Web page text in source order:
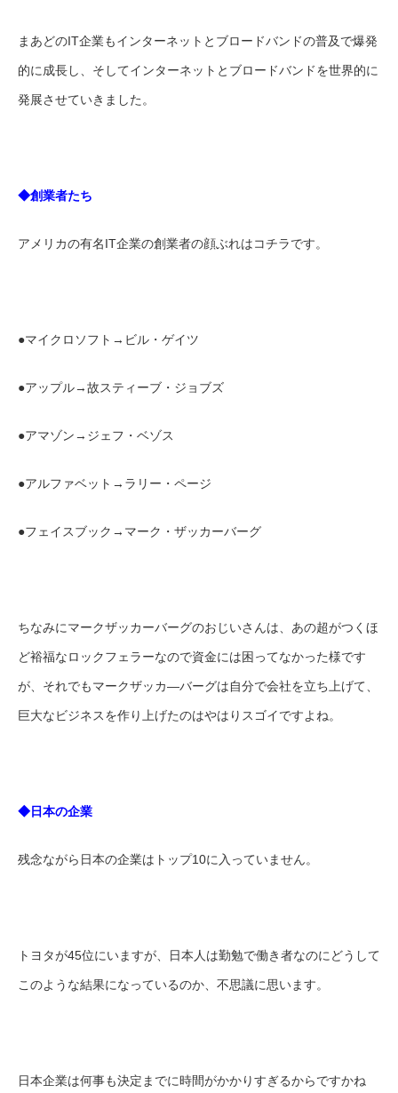
まあどのIT企業もインターネットとブロードバンドの普及で爆発
的に成長し、そしてインターネットとブロードバンドを世界的に
発展させていきました。
◆創業者たち
アメリカの有名IT企業の創業者の顔ぶれはコチラです。
●マイクロソフト→ビル・ゲイツ
●アップル→故スティーブ・ジョブズ
●アマゾン→ジェフ・ベゾス
●アルファベット→ラリー・ページ
●フェイスブック→マーク・ザッカーバーグ
ちなみにマークザッカーバーグのおじいさんは、あの超がつくほ
ど裕福なロックフェラーなので資金には困ってなかった様です
が、それでもマークザッカ―バーグは自分で会社を立ち上げて、
巨大なビジネスを作り上げたのはやはりスゴイですよね。
◆日本の企業
残念ながら日本の企業はトップ10に入っていません。
トヨタが45位にいますが、日本人は勤勉で働き者なのにどうして
このような結果になっているのか、不思議に思います。
日本企業は何事も決定までに時間がかかりすぎるからですかね